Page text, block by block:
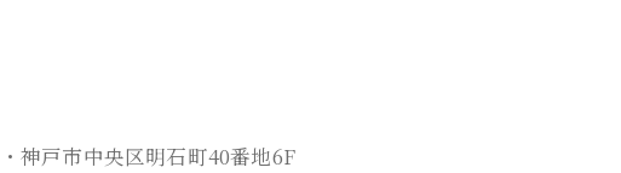
神戸市中央区明石町40番地6F